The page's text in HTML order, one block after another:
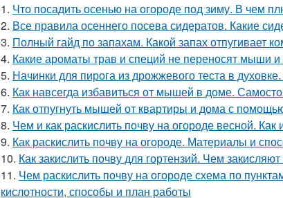
1. Что посадить осенью на огороде под зиму. В чем
2. Все правила осеннего посева сидератов. Какие
3. Полный гайд по запахам. Какой запах отпугивает
4. Какие ароматы трав и специй не переносят мыши
5. Начинки для пирога из дрожжевого теста в
6. Как навсегда избавиться от мышей в доме.
7. Как отпугнуть мышей от квартиры и дома с
8. Чем и как раскислить почву на огороде весной. Как
9. Как раскислить почву на огороде. Материалы и
10. Как закислить почву для гортензий. Чем
11. Чем раскислить почву на огороде схема по
кислотности, способы и план работы